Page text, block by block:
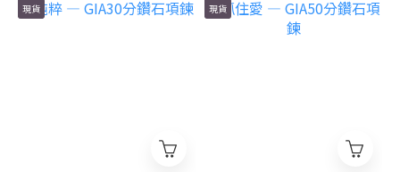
現貨 現貨